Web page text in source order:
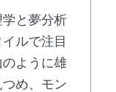
と夢分析
ルで注目
ように雄
め、モン